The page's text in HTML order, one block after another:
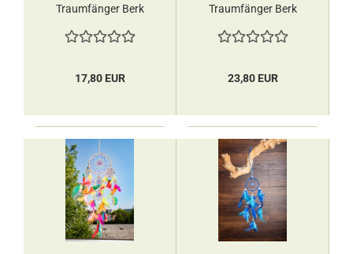
Traumfänger Berk
17,80 EUR
Traumfänger Berk
23,80 EUR